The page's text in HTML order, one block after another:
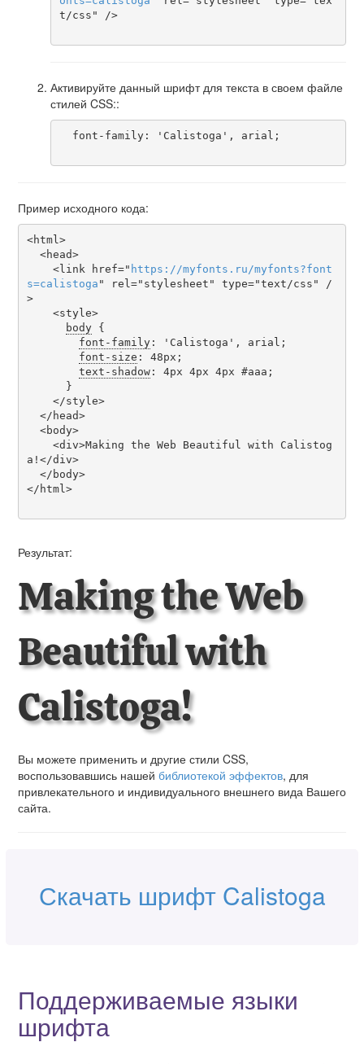
t/css" />
Активируйте данный шрифт для текста в своем файле
стилей CSS::
Пример исходного кода:
<html>
    <link href="
https ://myfonts . ru /myfonts?font
s=calistoga " rel="stylesheet" type="text/css" /
>
body {
font-family: 'Calistoga', arial;
font-size : 48px;
text-shadow: 4px 4px 4px #aaa;
a!</div>
</html>
Результат:
Making the Web
Beautiful with
Calistoga!
Вы можете применить и другие стили CSS,
воспользовавшись нашей библиотекой эффектов, для
привлекательного и индивидуального внешнего вида Вашего
сайта.
Скачать шрифт Calistoga
Поддерживаемые языки
шрифта